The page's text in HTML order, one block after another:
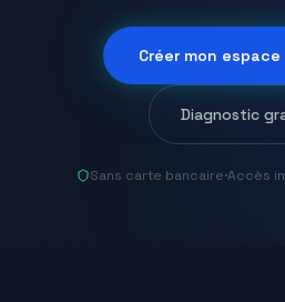
Créer mon
Diagnostic
Sans carte bancaire·Accès